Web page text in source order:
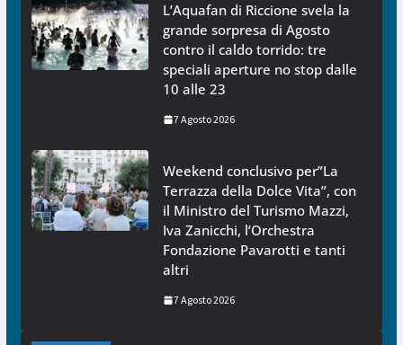
L’Aquafan di Riccione svela la
grande sorpresa di Agosto
contro il caldo torrido: tre
speciali aperture no stop dalle
10 alle 23
7 Agosto 2026
Weekend conclusivo per”La
Terrazza della Dolce Vita”, con
il Ministro del Turismo Mazzi,
Iva Zanicchi, l’Orchestra
Fondazione Pavarotti e tanti
altri
7 Agosto 2026